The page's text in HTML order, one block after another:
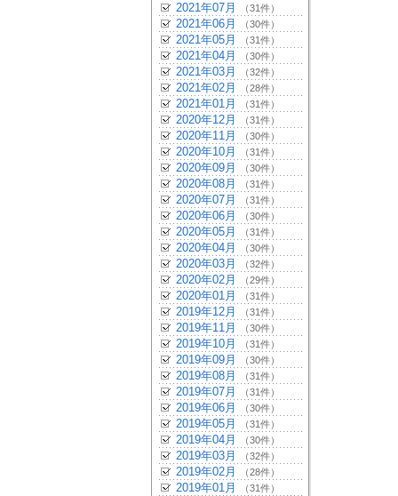
2021年07月 （31件）
2021年06月 （30件）
2021年05月 （31件）
2021年04月 （30件）
2021年03月 （32件）
2021年02月 （28件）
2021年01月 （31件）
2020年12月 （31件）
2020年11月 （30件）
2020年10月 （31件）
2020年09月 （30件）
2020年08月 （31件）
2020年07月 （31件）
2020年06月 （30件）
2020年05月 （31件）
2020年04月 （30件）
2020年03月 （32件）
2020年02月 （29件）
2020年01月 （31件）
2019年12月 （31件）
2019年11月 （30件）
2019年10月 （31件）
2019年09月 （30件）
2019年08月 （31件）
2019年07月 （31件）
2019年06月 （30件）
2019年05月 （31件）
2019年04月 （30件）
2019年03月 （32件）
2019年02月 （28件）
2019年01月 （31件）